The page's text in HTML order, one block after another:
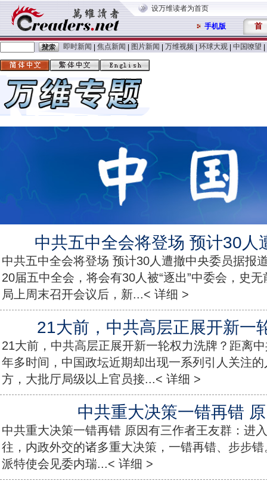
设万维读者为首页
手机版 首
即时新闻 焦点新闻 图片新闻 万维视频 环球大观 中国嘹望
中共五中全会将登场 预计30人
中共五中全会将登场 预计30人遭撤中央委员据报
20届五中全会，将会有30人被“逐出”中委会，史
局上周末召开会议后，新...< 详细 >
21大前，中共高层正展开新一
21大前，中共高层正展开新一轮权力洗牌？距离
年多时间，中国政坛近期却出现一系列引人关注
方，大批厅局级以上官员接...< 详细 >
中共重大决策一错再错
中共重大决策一错再错 原因有三作者王友群：进
往，内政外交的诸多重大决策，一错再错、步步
派特使会见委内瑞...< 详细 >